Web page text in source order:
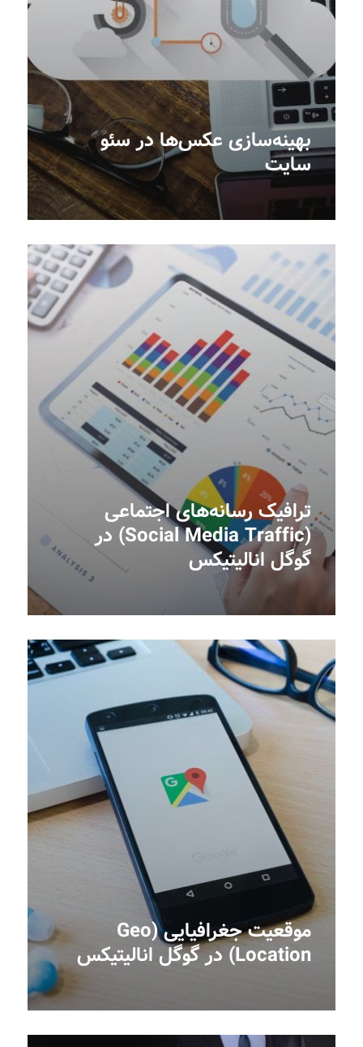
بهینه‌سازی عکس‌ها در سئو
سایت
ترافیک رسانه‌های اجتماعی
(Social Media Traffic) در
گوگل انالیتیکس
موقعیت جغرافیایی (Geo
Location) در گوگل انالیتیکس